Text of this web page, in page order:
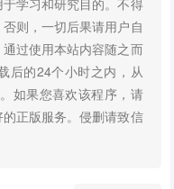
则，一切后果请用户自
过使用本站内容随之而
后的24个小时之内，从
如果您喜欢该程序，请
正版服务。侵删请致信